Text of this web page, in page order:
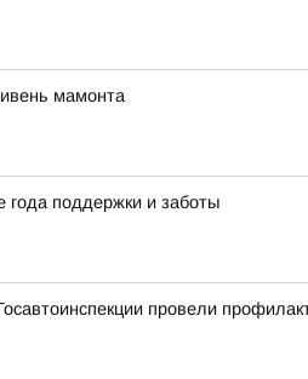
мамонта
поддержки и заботы
провели